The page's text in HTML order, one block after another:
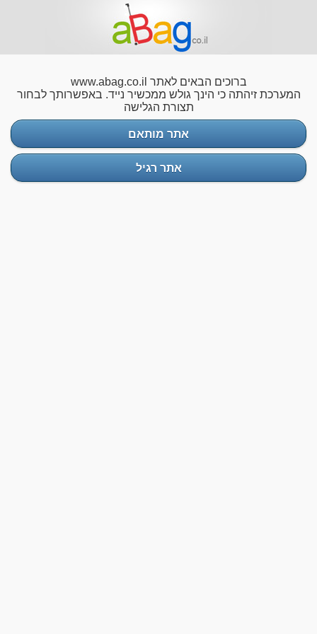
ברוכים הבאים לאתר www.abag.co.il
המערכת זיהתה כי הינך גולש ממכשיר נייד. באפשרותך לבחור
תצורת הגלישה
אתר מותאם
אתר רגיל